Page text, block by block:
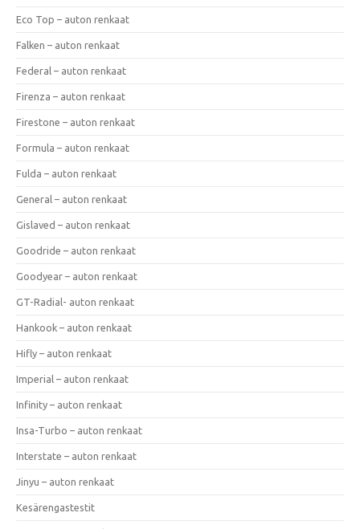
Eco Top – auton renkaat
Falken – auton renkaat
Federal – auton renkaat
Firenza – auton renkaat
Firestone – auton renkaat
Formula – auton renkaat
Fulda – auton renkaat
General – auton renkaat
Gislaved – auton renkaat
Goodride – auton renkaat
Goodyear – auton renkaat
GT-Radial- auton renkaat
Hankook – auton renkaat
Hifly – auton renkaat
Imperial – auton renkaat
Infinity – auton renkaat
Insa-Turbo – auton renkaat
Interstate – auton renkaat
Jinyu – auton renkaat
Kesärengastestit